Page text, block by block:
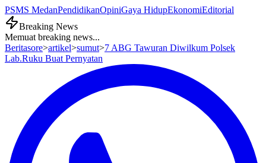
PSMS MedanPendidikanOpiniGaya HidupEkonomiEditorial
Breaking News
Memuat breaking news...
Beritasore>artikel>sumut>7 ABG Tawuran Diwilkum Polsek
Lab.Ruku Buat Pernyatan